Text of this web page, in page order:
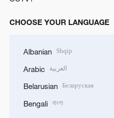
CHOOSE YOUR LANGUAGE
Albanian Shqip
Arabic العربية
Belarusian Беларуская
Bengali বাংলা